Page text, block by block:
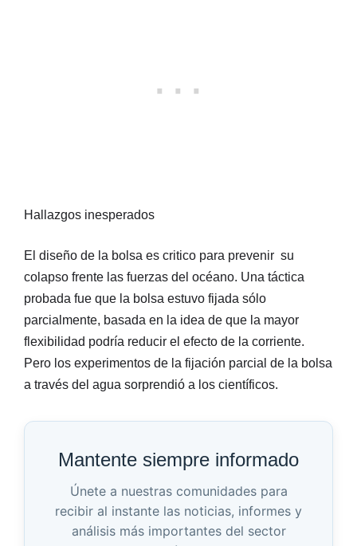
Hallazgos inesperados
El diseño de la bolsa es critico para prevenir su
colapso frente las fuerzas del océano. Una táctica
probada fue que la bolsa estuvo fijada sólo
parcialmente, basada en la idea de que la mayor
flexibilidad podría reducir el efecto de la corriente.
Pero los experimentos de la fijación parcial de la bolsa
a través del agua sorprendió a los científicos.
Mantente siempre informado
Únete a nuestras comunidades para
recibir al instante las noticias, informes y
análisis más importantes del sector